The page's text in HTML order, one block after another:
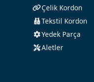
Çelik Kordon
Tekstil Kordon
Yedek Parça
Aletler